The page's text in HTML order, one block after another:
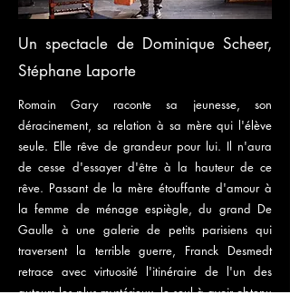
Un spectacle de Dominique Scheer,
Stéphane Laporte
Romain Gary raconte sa jeunesse, son
déracinement, sa relation à sa mère qui l'élève
seule. Elle rêve de grandeur pour lui. Il n'aura
de cesse d'essayer d'être à la hauteur de ce
rêve. Passant de la mère étouffante d'amour à
la femme de ménage espiègle, du grand De
Gaulle à une galerie de petits parisiens qui
traversent la terrible guerre, Franck Desmedt
retrace avec virtuosité l'itinéraire de l'un des
auteurs les plus mystérieux, le seul à avoir obtenu